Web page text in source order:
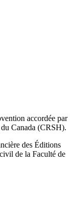
accordée par
Canada (CRSH).
des Éditions
de la Faculté de